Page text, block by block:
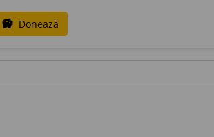
savings Donează